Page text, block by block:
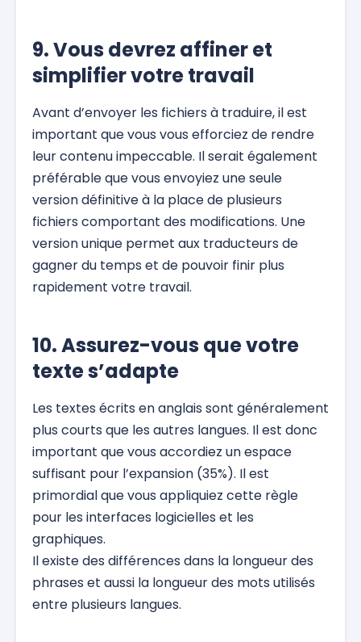
9. Vous devrez affiner et
simplifier votre travail
Avant d’envoyer les fichiers à traduire, il est
important que vous vous efforciez de rendre
leur contenu impeccable. Il serait également
préférable que vous envoyiez une seule
version définitive à la place de plusieurs
fichiers comportant des modifications. Une
version unique permet aux traducteurs de
gagner du temps et de pouvoir finir plus
rapidement votre travail.
10. Assurez-vous que votre
texte s’adapte
Les textes écrits en anglais sont généralement
plus courts que les autres langues. Il est donc
important que vous accordiez un espace
suffisant pour l’expansion (35%). Il est
primordial que vous appliquiez cette règle
pour les interfaces logicielles et les
graphiques.
Il existe des différences dans la longueur des
phrases et aussi la longueur des mots utilisés
entre plusieurs langues.